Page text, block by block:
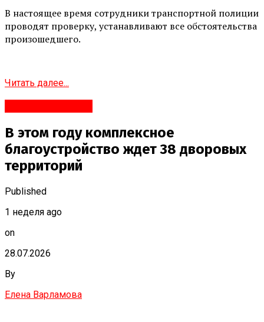
В настоящее время сотрудники транспортной полиции
проводят проверку, устанавливают все обстоятельства
произошедшего.
Читать далее...
В этом году комплексное
благоустройство ждет 38 дворовых
территорий
Published
1 неделя ago
on
28.07.2026
By
Елена Варламова